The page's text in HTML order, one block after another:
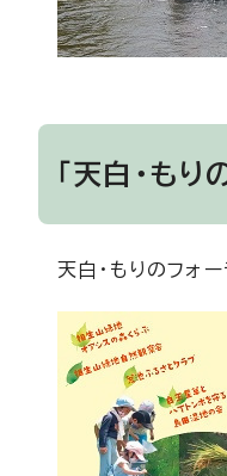
「天白・も
天白・もりのフォ